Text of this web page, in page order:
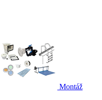
Montáž